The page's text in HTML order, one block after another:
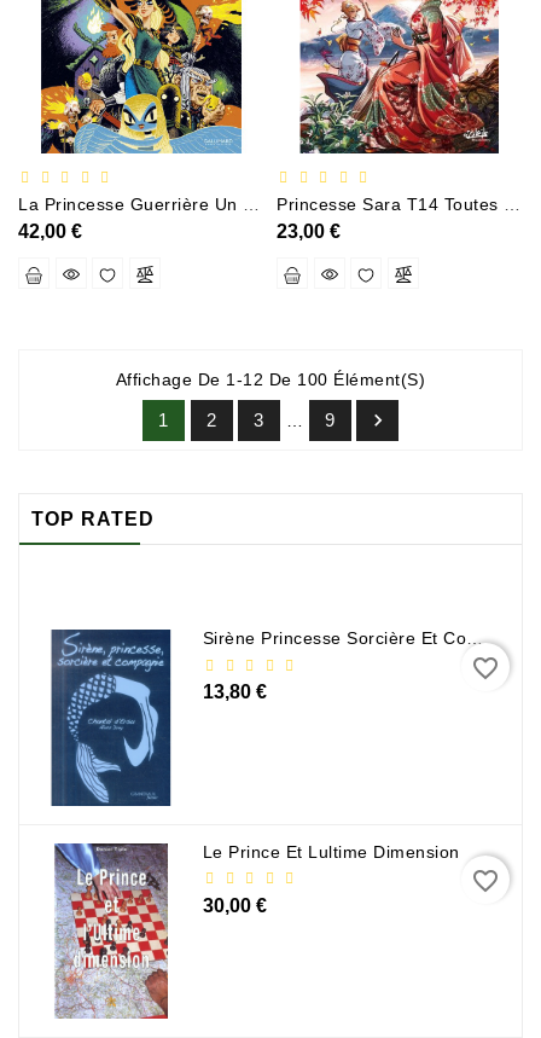
La Princesse Guerrière Un Conte Inspiré Du Folklore Russe
42,00 €
Princesse Sara T14 Toutes Les Aurores Du Monde
23,00 €
Affichage De 1-12 De 100 Élément(s)
1 2 3 … 9 
TOP RATED
Sirène Princesse Sorcière Et Compagnie
13,80 €
favorite_border
Le Prince Et Lultime Dimension
30,00 €
favorite_border